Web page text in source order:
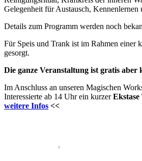
Gelegenheit für Austausch, Kennenlernen
Details zum Programm werden noch
Für Speis und Trank ist im Rahmen einer
gesorgt.
Die ganze Veranstaltung ist gratis aber
Im Anschluss an unseren Magischen
Interessierte ab 14 Uhr ein kurzer
weitere Infos <<